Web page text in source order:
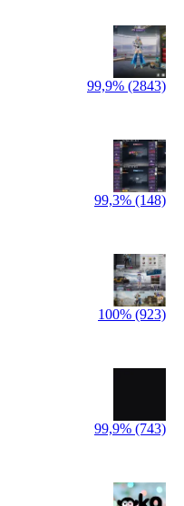
99,9% (2843)
99,3% (148)
100% (923)
99,9% (743)